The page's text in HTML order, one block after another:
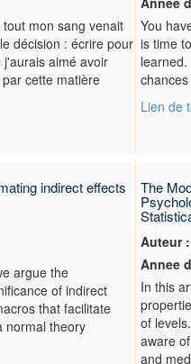
mon sang venait
décision : écrire pour
aimé avoir
cette matière
You
is time
Lien de
indirect effects
argue the
of indirect
that facilitate
normal theory
The
Auteur :
Annee
In this
of
aware
and